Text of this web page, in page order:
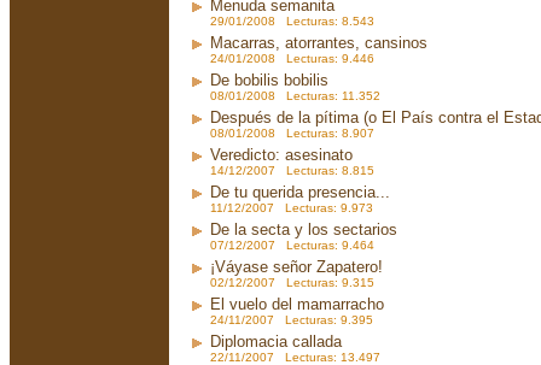
Menuda semanita
29/01/2008 Lecturas: 8.543
Macarras, atorrantes, cansinos
24/01/2008 Lecturas: 9.446
De bobilis bobilis
08/01/2008 Lecturas: 11.352
Después de la pítima (o El País contra el
08/01/2008 Lecturas: 8.907
Veredicto: asesinato
14/12/2007 Lecturas: 8.815
De tu querida presencia...
11/12/2007 Lecturas: 9.973
De la secta y los sectarios
07/12/2007 Lecturas: 9.464
¡Váyase señor Zapatero!
02/12/2007 Lecturas: 9.315
El vuelo del mamarracho
24/11/2007 Lecturas: 9.395
Diplomacia callada
22/11/2007 Lecturas: 13.497